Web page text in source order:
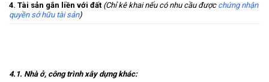
4. Tài sản gắn liền với đất (Chỉ kê khai nếu có nhu cầu được chứng nhận
quyền sở hữu tài sản)
4.1. Nhà ở, công trình xây dựng khác: